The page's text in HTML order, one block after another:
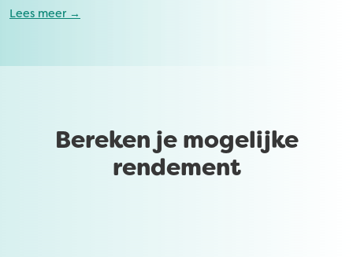
Lees meer →
Bereken je mogelijke
rendement